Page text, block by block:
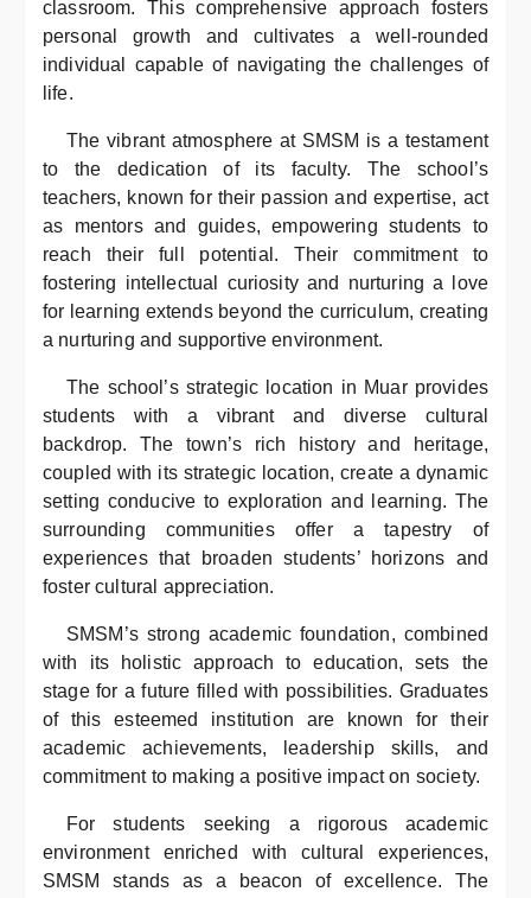
classroom. This comprehensive approach fosters
personal growth and cultivates a well-rounded
individual capable of navigating the challenges of
life.
The vibrant atmosphere at SMSM is a testament
to the dedication of its faculty. The school’s
teachers, known for their passion and expertise, act
as mentors and guides, empowering students to
reach their full potential. Their commitment to
fostering intellectual curiosity and nurturing a love
for learning extends beyond the curriculum, creating
a nurturing and supportive environment.
The school’s strategic location in Muar provides
students with a vibrant and diverse cultural
backdrop. The town’s rich history and heritage,
coupled with its strategic location, create a dynamic
setting conducive to exploration and learning. The
surrounding communities offer a tapestry of
experiences that broaden students’ horizons and
foster cultural appreciation.
SMSM’s strong academic foundation, combined
with its holistic approach to education, sets the
stage for a future filled with possibilities. Graduates
of this esteemed institution are known for their
academic achievements, leadership skills, and
commitment to making a positive impact on society.
For students seeking a rigorous academic
environment enriched with cultural experiences,
SMSM stands as a beacon of excellence. The